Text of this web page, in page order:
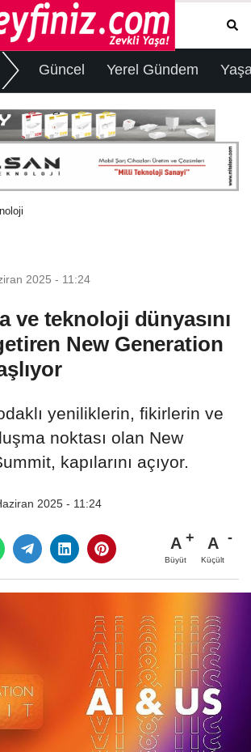
Güncel Yerel Gündem
2025 - 11:24
ve teknoloji dünyasını
New Generation
yeniliklerin, fikirlerin ve
noktası olan New
kapılarını açıyor.
2025 - 11:24
A
Büyüt
A
Küçült